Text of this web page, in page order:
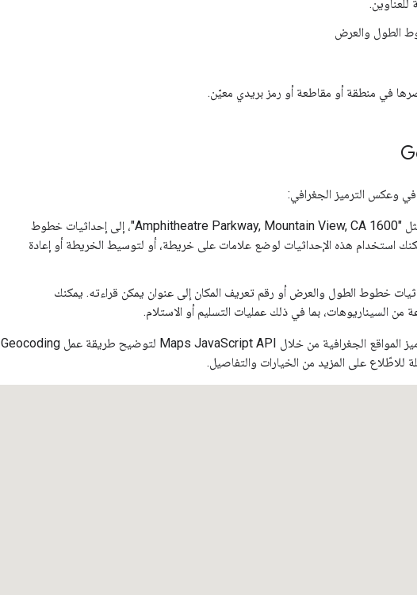
للعناوين.
الطول والعرض
في منطقة أو مقاطعة أو رمز بريدي معيّن.
: يحوّل العناوين، مثل "1600 Amphitheatre Parkway, Mountain View, CA"، إلى إحداثيات خطوط
استخدام هذه الإحداثيات لوضع علامات على خريطة، أو لتوسيط الخريطة أو إعادة
خطوط الطول والعرض أو رقم تعريف المكان إلى عنوان يمكن قراءته. يمكنك
السيناريوهات، بما في ذلك عمليات التسليم أو الاستلام.
يستخدم العرض التوضيحي التالي خدمة ترميز المواقع الجغرافية من خلال Maps JavaScript API لتوضيح طريقة عمل Geocoding